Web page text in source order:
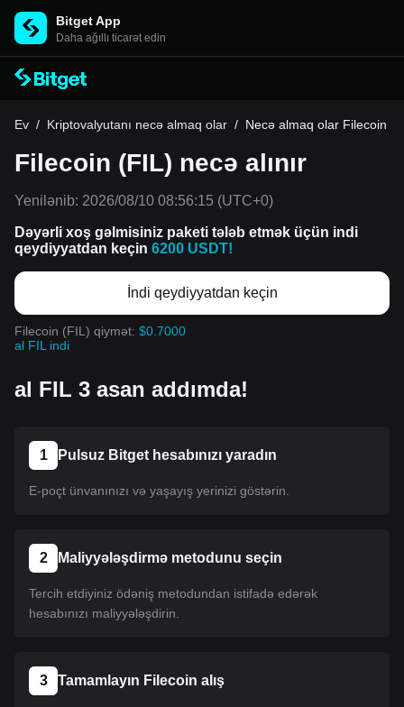
Bitget App
Daha ağıllı ticarət edin
Ev / Kriptovalyutanı necə almaq olar / Necə almaq olar Filecoin
Filecoin (FIL) necə alınır
Yenilənib: 2026/08/10 08:56:15 (UTC+0)
Dəyərli xoş gəlmisiniz paketi tələb etmək üçün indi
qeydiyyatdan keçin 6200 USDT!
İndi qeydiyyatdan keçin
Filecoin (FIL) qiymət: $0.7000
al FIL indi
al FIL 3 asan addımda!
1 Pulsuz Bitget hesabınızı yaradın
E-poçt ünvanınızı və yaşayış yerinizi göstərin.
2 Maliyyələşdirmə metodunu seçin
Tercih etdiyiniz ödəniş metodundan istifadə edərək
hesabınızı maliyyələşdirin.
3 Tamamlayın Filecoin alış